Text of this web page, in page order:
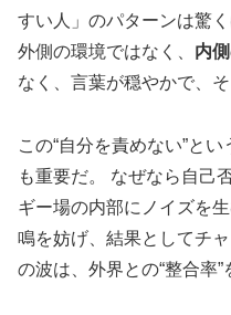
すい人」のパターンは驚
外側の環境ではなく、 内
なく、言葉が穏やかで、そ
この“自分を責めない”と
も重要だ。 なぜなら自己
ギー場の内部にノイズを
鳴を妨げ、結果としてチ
の波は、外界との“整合率”